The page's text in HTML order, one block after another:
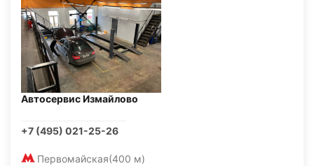
Автосервис Измайлово
+7 (495) 021-25-26
Первомайская(400 м)